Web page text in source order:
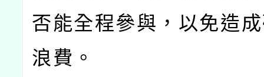
否能全程參與，以免造
浪費。